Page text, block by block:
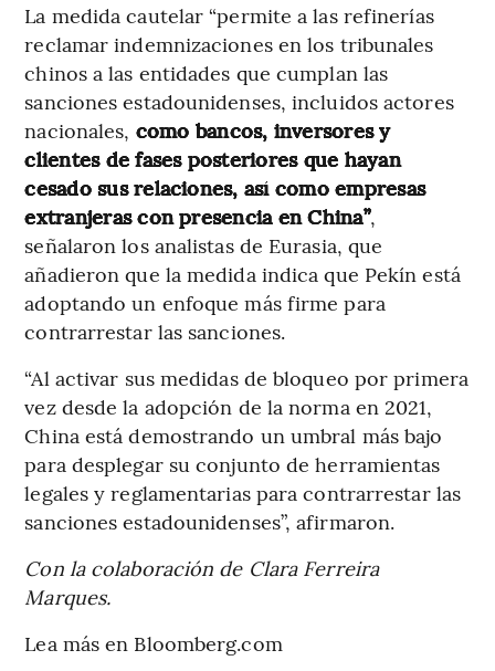
La medida cautelar “permite a las refinerías
reclamar indemnizaciones en los tribunales
chinos a las entidades que cumplan las
sanciones estadounidenses, incluidos actores
nacionales, como bancos, inversores y
clientes de fases posteriores que hayan
cesado sus relaciones, así como empresas
extranjeras con presencia en China”,
señalaron los analistas de Eurasia, que
añadieron que la medida indica que Pekín está
adoptando un enfoque más firme para
contrarrestar las sanciones.
“Al activar sus medidas de bloqueo por primera
vez desde la adopción de la norma en 2021,
China está demostrando un umbral más bajo
para desplegar su conjunto de herramientas
legales y reglamentarias para contrarrestar las
sanciones estadounidenses”, afirmaron.
Con la colaboración de Clara Ferreira
Marques.
Lea más en Bloomberg.com